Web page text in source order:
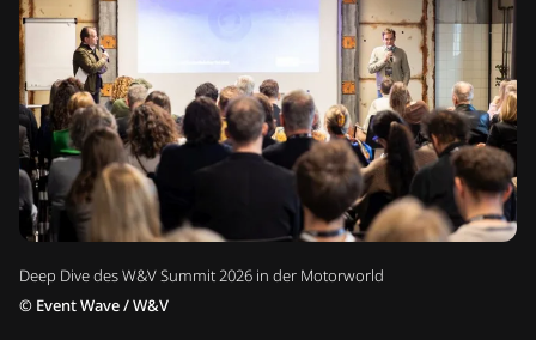
Deep Dive des W&V Summit 2026 in der Motorworld
© Event Wave / W&V